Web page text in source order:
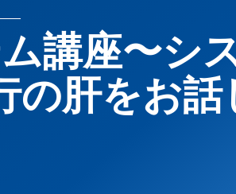
講座〜シ
の肝をお